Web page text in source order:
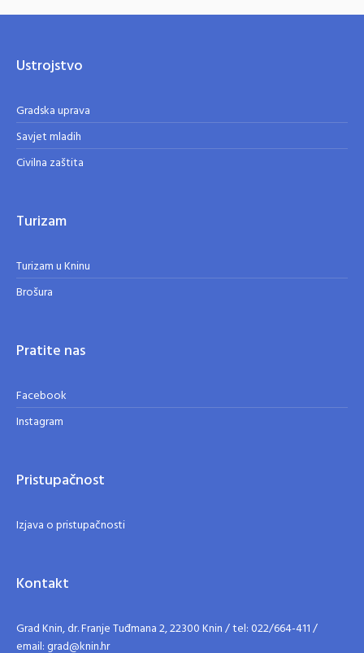
Ustrojstvo
Gradska uprava
Savjet mladih
Civilna zaštita
Turizam
Turizam u Kninu
Brošura
Pratite nas
Facebook
Instagram
Pristupačnost
Izjava o pristupačnosti
Kontakt
Grad Knin, dr. Franje Tuđmana 2, 22300 Knin / tel: 022/664-411 /
email: grad@knin.hr